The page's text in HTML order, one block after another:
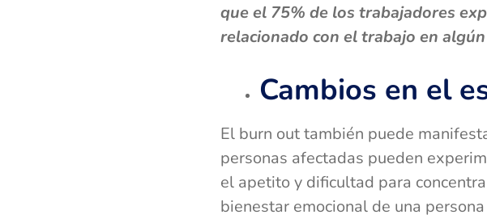
que el 75% de los trabajadores
relacionado con el trabajo en
Cambios en el
El burn out también puede
personas afectadas pueden
el apetito y dificultad para
bienestar emocional de una